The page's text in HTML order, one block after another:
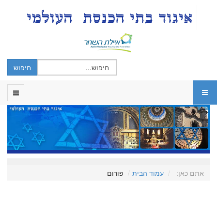
אתם כאן: עמוד הבית פורום